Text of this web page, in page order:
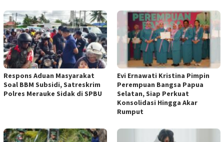
Respons Aduan Masyarakat
Soal BBM Subsidi, Satreskrim
Polres Merauke Sidak di SPBU
Evi Ernawati Kristina Pimpin
Perempuan Bangsa Papua
Selatan, Siap Perkuat
Konsolidasi Hingga Akar
Rumput